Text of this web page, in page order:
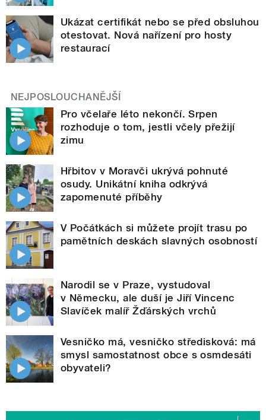
Ukázat certifikát nebo se před obsluhou
otestovat. Nová nařízení pro hosty
restaurací
NEJPOSLOUCHANĚJŠÍ
Pro včelaře léto nekončí. Srpen
rozhoduje o tom, jestli včely přežijí
zimu
Hřbitov v Moravči ukrývá pohnuté
osudy. Unikátní kniha odkrývá
zapomenuté příběhy
V Počátkách si můžete projít trasu po
pamětních deskách slavných osobností
Narodil se v Praze, vystudoval
v Německu, ale duší je Jiří Vincenc
Slavíček malíř Žďárských vrchů
Vesničko má, vesničko středisková: má
smysl samostatnost obce s osmdesáti
obyvateli?